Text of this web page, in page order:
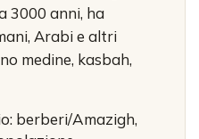
3000 anni, ha
Arabi e altri
medine, kasbah,
berberi/Amazigh,